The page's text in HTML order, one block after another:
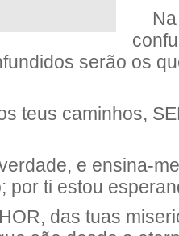
serão os
teus caminhos,
e ensina-
por ti estou
das tuas